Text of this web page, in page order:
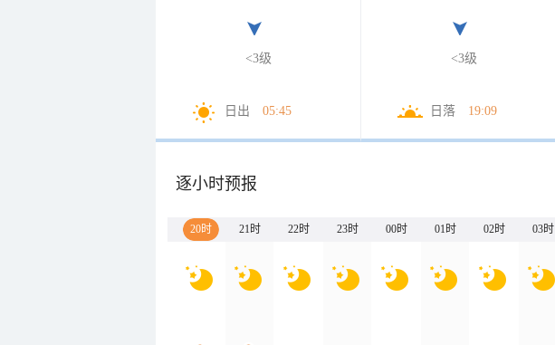
<3级
日出 05:45
<3级
日落 19:09
逐小时预报
20时 21时 22时 23时 00时 01时 02时 03时